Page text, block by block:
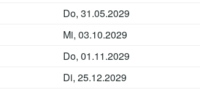
Do, 31.05.2029
Mi, 03.10.2029
Do, 01.11.2029
Di, 25.12.2029